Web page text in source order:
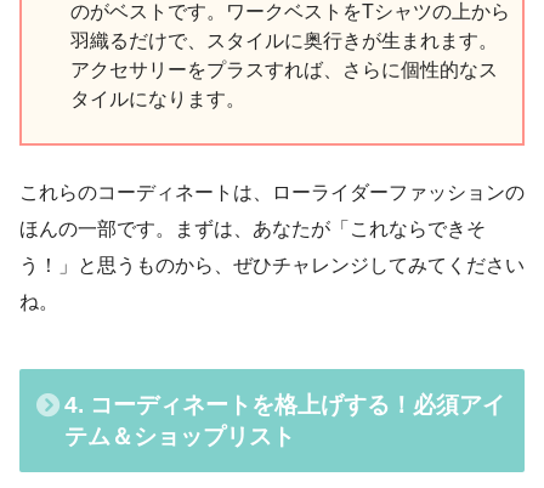
のがベストです。ワークベストをTシャツの上から
羽織るだけで、スタイルに奥行きが生まれます。
アクセサリーをプラスすれば、さらに個性的なス
タイルになります。
これらのコーディネートは、ローライダーファッションの
ほんの一部です。まずは、あなたが「これならできそ
う！」と思うものから、ぜひチャレンジしてみてください
ね。
4. コーディネートを格上げする！必須アイ
テム＆ショップリスト